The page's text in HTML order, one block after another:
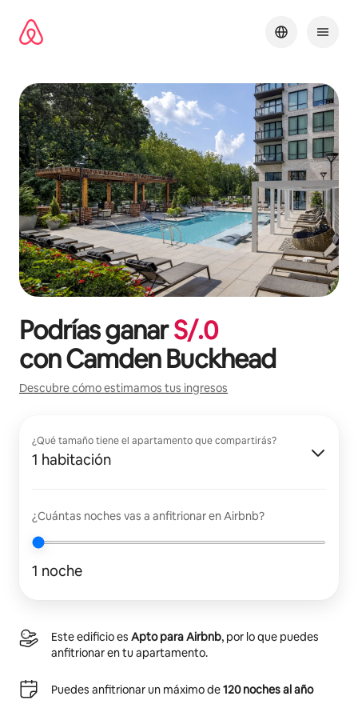
contenido
Podrías ganarS/.0
conCamden Buckhead
Descubre cómo estimamos tus ingresos
¿Qué tamaño tiene el apartamento que compartirás?
1 habitación
¿Cuántas noches vas a anfitrionar en Airbnb?
1 noche
Este edificio es Apto para Airbnb, por lo que puedes
anfitrionar en tu apartamento.
Puedes anfitrionar un máximo de120 noches al año